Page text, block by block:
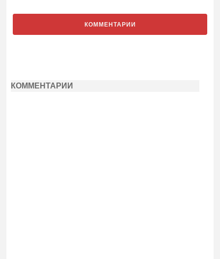
КОММЕНТАРИИ
КОММЕНТАРИИ